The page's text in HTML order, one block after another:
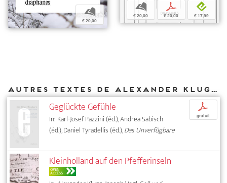
b
€ 20,00
b
€ 20,00
p
€ 20,00
e
€ 17,99
Autres textes de Alexander Kluge parus chez DIAPHANES
Geglückte Gefühle
In: Karl-Josef Pazzini (éd.), Andrea Sabisch
(éd.), Daniel Tyradellis (éd.),Das Unverfügbare
p
gratuit
Kleinholland auf den Pfefferinseln
OPEN
ACCESS